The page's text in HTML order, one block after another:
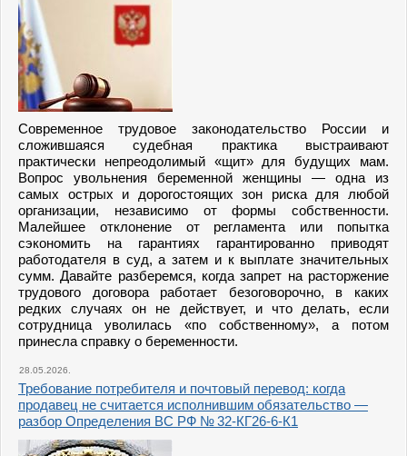
Современное трудовое законодательство России и
сложившаяся судебная практика выстраивают
практически непреодолимый «щит» для будущих мам.
Вопрос увольнения беременной женщины — одна из
самых острых и дорогостоящих зон риска для любой
организации, независимо от формы собственности.
Малейшее отклонение от регламента или попытка
сэкономить на гарантиях гарантированно приводят
работодателя в суд, а затем и к выплате значительных
сумм. Давайте разберемся, когда запрет на расторжение
трудового договора работает безоговорочно, в каких
редких случаях он не действует, и что делать, если
сотрудница уволилась «по собственному», а потом
принесла справку о беременности.
28.05.2026.
Требование потребителя и почтовый перевод: когда
продавец не считается исполнившим обязательство —
разбор Определения ВС РФ № 32-КГ26-6-К1